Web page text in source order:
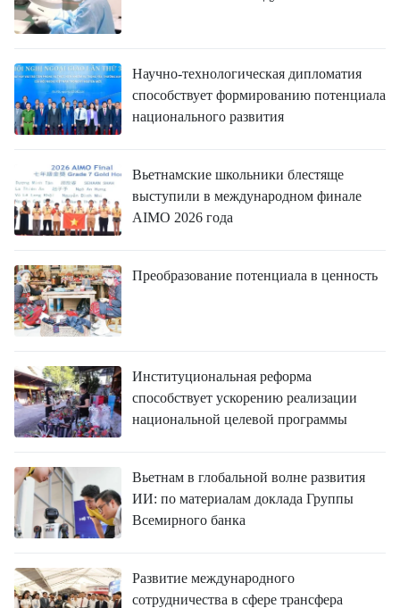
Научно-технологическая дипломатия
способствует формированию потенциала
национального развития
Вьетнамские школьники блестяще
выступили в международном финале
AIMO 2026 года
Преобразование потенциала в ценность
Институциональная реформа
способствует ускорению реализации
национальной целевой программы
Вьетнам в глобальной волне развития
ИИ: по материалам доклада Группы
Всемирного банка
Развитие международного
сотрудничества в сфере трансфера